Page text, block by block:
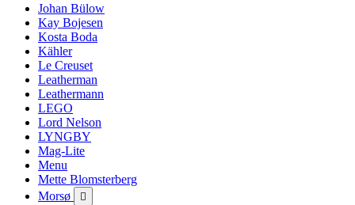
Johan Bülow
Kay Bojesen
Kosta Boda
Kähler
Le Creuset
Leatherman
Leathermann
LEGO
Lord Nelson
LYNGBY
Mag-Lite
Menu
Mette Blomsterberg
Morsø
